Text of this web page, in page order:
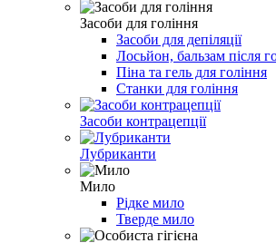
Засоби для гоління
Засоби для депіляції
Лосьйон, бальзам після
Піна та гель для гоління
Станки для гоління
Засоби контрацепції
Лубриканти
Мило
Рідке мило
Тверде мило